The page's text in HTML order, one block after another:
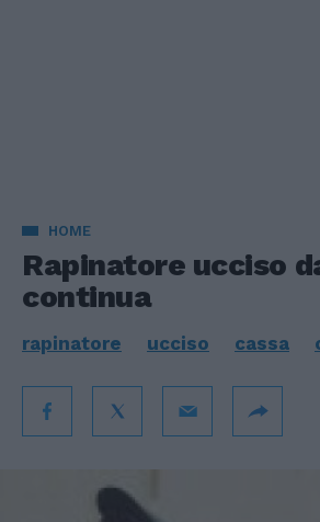
HOME
Rapinatore ucciso
continua
rapinatore ucciso cassa